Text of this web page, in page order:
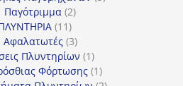
Παγότριμμα 22
1111
προϊόντα
Αφαλατωτές 33
προϊόντα
Πλυντηρίων 11
προϊόν
Φόρτωσης 11